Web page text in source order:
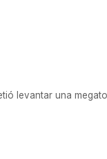
levantar una